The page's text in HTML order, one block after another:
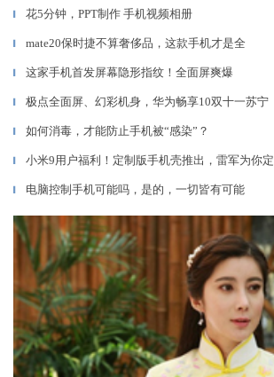
▎ 花5分钟，PPT制作 手机视频相册
▎ mate20保时捷不算奢侈品，这款手机才是全
▎ 这家手机首发屏幕隐形指纹！全面屏爽爆
▎ 极点全面屏、幻彩机身，华为畅享10双十一苏宁
▎ 如何消毒，才能防止手机被“感染”？
▎ 小米9用户福利！定制版手机壳推出，雷军为你定
▎ 电脑控制手机可能吗，是的，一切皆有可能